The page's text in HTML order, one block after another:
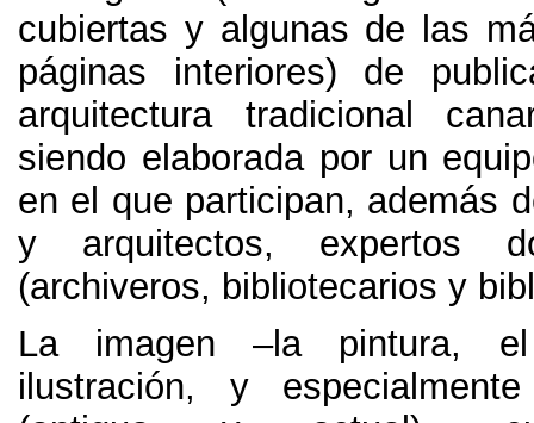
cubiertas y algunas de las
páginas interiores) de
arquitectura tradicional
siendo elaborada por un
en el que participan, además
y arquitectos, expertos
(archiveros, bibliotecarios y
La imagen –la pintura,
ilustración, y